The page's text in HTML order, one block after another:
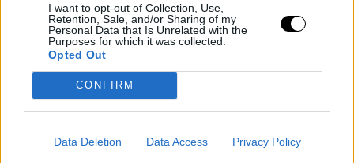
I want to opt-out of Collection, Use,
Retention, Sale, and/or Sharing of my
Personal Data that Is Unrelated with the
Purposes for which it was collected.
Opted Out
CONFIRM
Data Deletion Data Access Privacy Policy